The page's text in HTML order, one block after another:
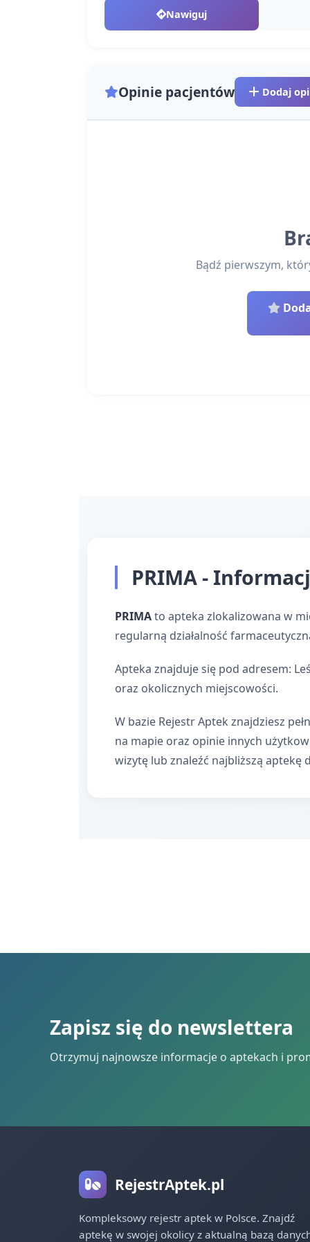
Nawiguj
Opinie pacjentów Dodaj
Bądź pierwszym,
PRIMA -
PRIMAto apteka zlokalizowana w
regularną działalność
Apteka znajduje się pod adresem:
oraz okolicznych miejscowości.
W bazie Rejestr Aptek znajdziesz
na mapie oraz opinie innych
wizytę lub znaleźć najbliższą aptekę
Zapisz się do newslettera
Otrzymuj najnowsze informacje o aptekach i
RejestrAptek.pl
Kompleksowy rejestr aptek w Polsce. Znajdź
aptekę w swojej okolicy z aktualną bazą